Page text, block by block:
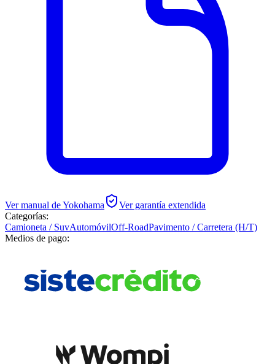
Ver manual deYokohama
Ver garantía extendida
Categorías:
Camioneta / SuvAutomóvilOff-RoadPavimento / Carretera (H/T)
Medios de pago: